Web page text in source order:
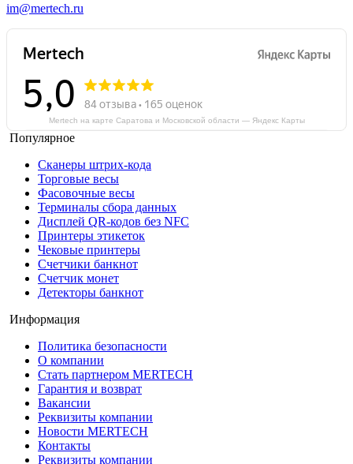
im@mertech.ru
Mertech на карте Саратова и Московской области — Яндекс Карты
Популярное
Сканеры штрих-кода
Торговые весы
Фасовочные весы
Терминалы сбора данных
Дисплей QR-кодов без NFC
Принтеры этикеток
Чековые принтеры
Счетчики банкнот
Счетчик монет
Детекторы банкнот
Информация
Политика безопасности
О компании
Стать партнером MERTECH
Гарантия и возврат
Вакансии
Реквизиты компании
Новости MERTECH
Контакты
Реквизиты компании